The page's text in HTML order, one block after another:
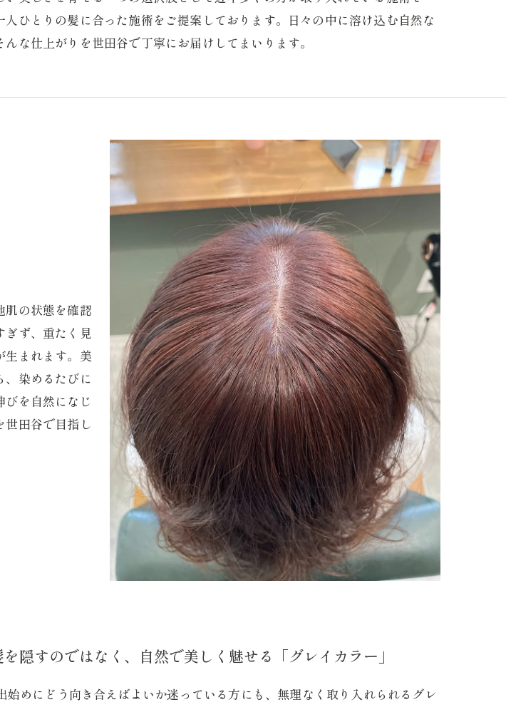
ひとりの髪に合った施術をご提案しております。日々の中に溶け込む自然な
な仕上がりを世田谷で丁寧にお届けしてまいります。
肌の状態を確認
ぎず、重たく見
生まれます。美
、染めるたびに
を自然になじ
世田谷で目指し
を隠すのではなく、自然で美しく魅せる「グレイカラー」
始めにどう向き合えばよいか迷っている方にも、無理なく取り入れられるグレ